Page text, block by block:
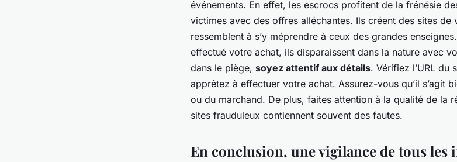
événements. En effet, les escrocs profitent de la frénésie
victimes avec des offres alléchantes. Ils créent des sites de
ressemblent à s’y méprendre à ceux des grandes
effectué votre achat, ils disparaissent dans la nature avec
dans le piège, soyez attentif aux détails. Vérifiez l’URL du
apprêtez à effectuer votre achat. Assurez-vous qu’il s’agit
ou du marchand. De plus, faites attention à la qualité de la
sites frauduleux contiennent souvent des fautes.
En conclusion, une vigilance de tous les